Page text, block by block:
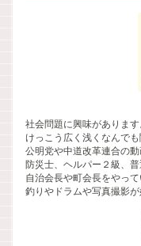
社会問題に興味があります
けっこう広く浅くなんでも
公明党や中道改革連合の
防災士、ヘルパー２級、
自治会長や町会長をやって
釣りやドラムや写真撮影が